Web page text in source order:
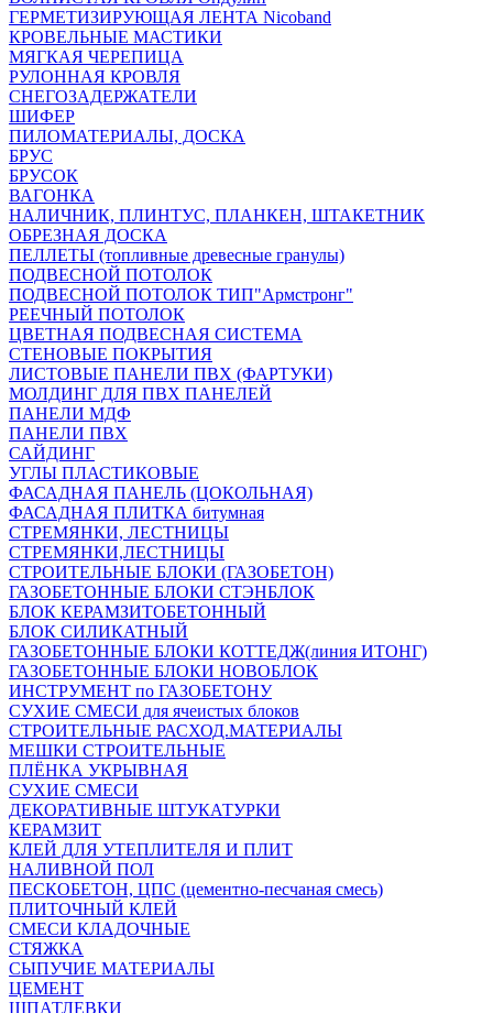
ГЕРМЕТИЗИРУЮЩАЯ ЛЕНТА Nicoband
КРОВЕЛЬНЫЕ МАСТИКИ
МЯГКАЯ ЧЕРЕПИЦА
РУЛОННАЯ КРОВЛЯ
СНЕГОЗАДЕРЖАТЕЛИ
ШИФЕР
ПИЛОМАТЕРИАЛЫ, ДОСКА
БРУС
БРУСОК
ВАГОНКА
НАЛИЧНИК, ПЛИНТУС, ПЛАНКЕН, ШТАКЕТНИК
ОБРЕЗНАЯ ДОСКА
ПЕЛЛЕТЫ (топливные древесные гранулы)
ПОДВЕСНОЙ ПОТОЛОК
ПОДВЕСНОЙ ПОТОЛОК ТИП"Армстронг"
РЕЕЧНЫЙ ПОТОЛОК
ЦВЕТНАЯ ПОДВЕСНАЯ СИСТЕМА
СТЕНОВЫЕ ПОКРЫТИЯ
ЛИСТОВЫЕ ПАНЕЛИ ПВХ (ФАРТУКИ)
МОЛДИНГ ДЛЯ ПВХ ПАНЕЛЕЙ
ПАНЕЛИ МДФ
ПАНЕЛИ ПВХ
САЙДИНГ
УГЛЫ ПЛАСТИКОВЫЕ
ФАСАДНАЯ ПАНЕЛЬ (ЦОКОЛЬНАЯ)
ФАСАДНАЯ ПЛИТКА битумная
СТРЕМЯНКИ, ЛЕСТНИЦЫ
СТРЕМЯНКИ,ЛЕСТНИЦЫ
СТРОИТЕЛЬНЫЕ БЛОКИ (ГАЗОБЕТОН)
ГАЗОБЕТОННЫЕ БЛОКИ СТЭНБЛОК
БЛОК КЕРАМЗИТОБЕТОННЫЙ
БЛОК СИЛИКАТНЫЙ
ГАЗОБЕТОННЫЕ БЛОКИ КОТТЕДЖ(линия ИТОНГ)
ГАЗОБЕТОННЫЕ БЛОКИ НОВОБЛОК
ИНСТРУМЕНТ по ГАЗОБЕТОНУ
СУХИЕ СМЕСИ для ячеистых блоков
СТРОИТЕЛЬНЫЕ РАСХОД.МАТЕРИАЛЫ
МЕШКИ СТРОИТЕЛЬНЫЕ
ПЛЁНКА УКРЫВНАЯ
СУХИЕ СМЕСИ
ДЕКОРАТИВНЫЕ ШТУКАТУРКИ
КЕРАМЗИТ
КЛЕЙ ДЛЯ УТЕПЛИТЕЛЯ И ПЛИТ
НАЛИВНОЙ ПОЛ
ПЕСКОБЕТОН, ЦПС (цементно-песчаная смесь)
ПЛИТОЧНЫЙ КЛЕЙ
СМЕСИ КЛАДОЧНЫЕ
СТЯЖКА
СЫПУЧИЕ МАТЕРИАЛЫ
ЦЕМЕНТ
ШПАТЛЕВКИ